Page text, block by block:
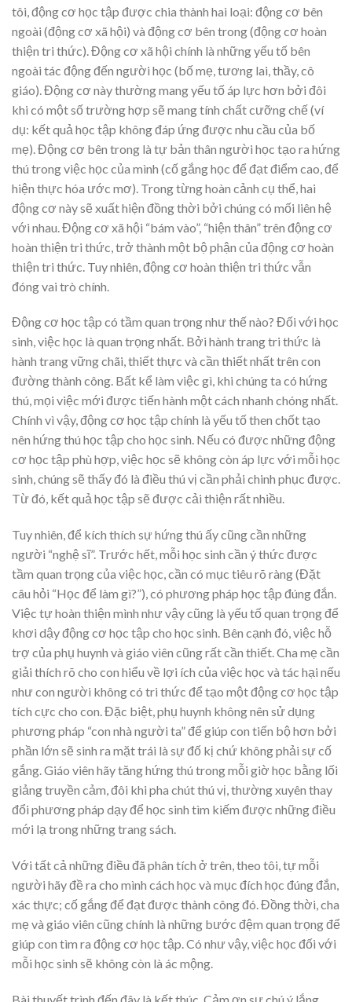
tôi, động cơ học tập được chia thành hai loại: động cơ bên
ngoài (động cơ xã hội) và động cơ bên trong (động cơ hoàn
thiện tri thức). Động cơ xã hội chính là những yếu tố bên
ngoài tác động đến người học (bố mẹ, tương lai, thầy, cô
giáo). Động cơ này thường mang yếu tố áp lực hơn bởi đôi
khi có một số trường hợp sẽ mang tính chất cưỡng chế (ví
dụ: kết quả học tập không đáp ứng được nhu cầu của bố
mẹ). Động cơ bên trong là tự bản thân người học tạo ra hứng
thú trong việc học của mình (cố gắng học để đạt điểm cao, để
hiện thực hóa ước mơ). Trong từng hoàn cảnh cụ thể, hai
động cơ này sẽ xuất hiện đồng thời bởi chúng có mối liên hệ
với nhau. Động cơ xã hội “bám vào”, “hiện thân” trên động cơ
hoàn thiện tri thức, trở thành một bộ phận của động cơ hoàn
thiện tri thức. Tuy nhiên, động cơ hoàn thiện tri thức vẫn
đóng vai trò chính.
Động cơ học tập có tầm quan trọng như thế nào? Đối với học
sinh, việc học là quan trọng nhất. Bởi hành trang tri thức là
hành trang vững chãi, thiết thực và cần thiết nhất trên con
đường thành công. Bất kể làm việc gì, khi chúng ta có hứng
thú, mọi việc mới được tiến hành một cách nhanh chóng nhất.
Chính vì vậy, động cơ học tập chính là yếu tố then chốt tạo
nên hứng thú học tập cho học sinh. Nếu có được những động
cơ học tập phù hợp, việc học sẽ không còn áp lực với mỗi học
sinh, chúng sẽ thấy đó là điều thú vị cần phải chinh phục được.
Từ đó, kết quả học tập sẽ được cải thiện rất nhiều.
Tuy nhiên, để kích thích sự hứng thú ấy cũng cần những
người “nghệ sĩ”. Trước hết, mỗi học sinh cần ý thức được
tầm quan trọng của việc học, cần có mục tiêu rõ ràng (Đặt
câu hỏi “Học để làm gì?”), có phương pháp học tập đúng đắn.
Việc tự hoàn thiện mình như vậy cũng là yếu tố quan trọng để
khơi dậy động cơ học tập cho học sinh. Bên cạnh đó, việc hỗ
trợ của phụ huynh và giáo viên cũng rất cần thiết. Cha mẹ cần
giải thích rõ cho con hiểu về lợi ích của việc học và tác hại nếu
như con người không có tri thức để tạo một động cơ học tập
tích cực cho con. Đặc biệt, phụ huynh không nên sử dụng
phương pháp “con nhà người ta” để giúp con tiến bộ hơn bởi
phần lớn sẽ sinh ra mặt trái là sự đố kị chứ không phải sự cố
gắng. Giáo viên hãy tăng hứng thú trong mỗi giờ học bằng lối
giảng truyền cảm, đôi khi pha chút thú vị, thường xuyên thay
đổi phương pháp dạy để học sinh tìm kiếm được những điều
mới lạ trong những trang sách.
Với tất cả những điều đã phân tích ở trên, theo tôi, tự mỗi
người hãy đề ra cho mình cách học và mục đích học đúng đắn,
xác thực; cố gắng để đạt được thành công đó. Đồng thời, cha
mẹ và giáo viên cũng chính là những bước đệm quan trọng để
giúp con tìm ra động cơ học tập. Có như vậy, việc học đối với
mỗi học sinh sẽ không còn là ác mộng.